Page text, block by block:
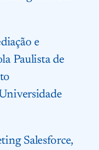
e
Paulista de
Salesforce,